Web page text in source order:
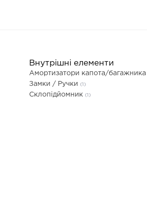
Внутрішні елементи
Амортизатори капота/багажника
Замки / Ручки (1)
Склопідйомник (1)